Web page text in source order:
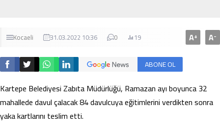
Kocaeli 31.03.2022 10:36 0 19 A+ A-
ABONE OL
Kartepe Belediyesi Zabıta Müdürlüğü, Ramazan ayı boyunca 32
mahallede davul çalacak 84 davulcuya eğitimlerini verdikten sonra
yaka kartlarını teslim etti.